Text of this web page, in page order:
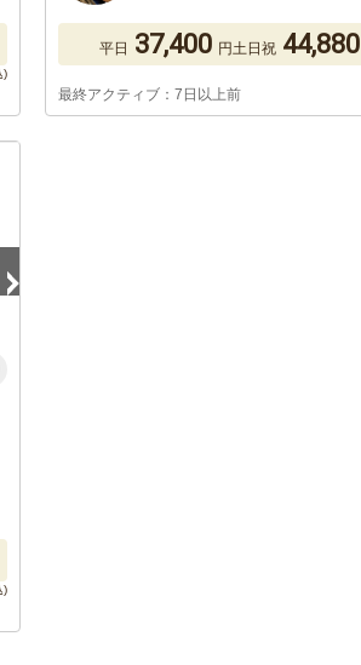
平日 37,400 円土日祝 44,880
最終アクティブ：7日以上前